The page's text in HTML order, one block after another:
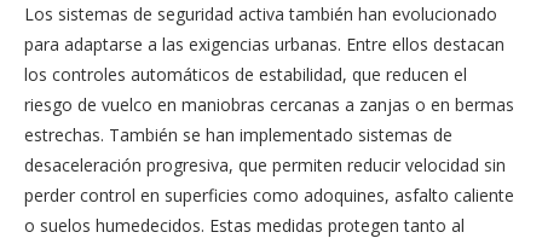
Los sistemas de seguridad activa también han evolucionado
para adaptarse a las exigencias urbanas. Entre ellos destacan
los controles automáticos de estabilidad, que reducen el
riesgo de vuelco en maniobras cercanas a zanjas o en bermas
estrechas. También se han implementado sistemas de
desaceleración progresiva, que permiten reducir velocidad sin
perder control en superficies como adoquines, asfalto caliente
o suelos humedecidos. Estas medidas protegen tanto al